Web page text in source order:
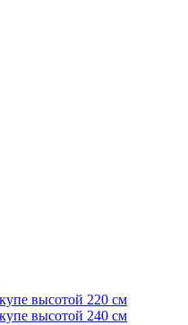
высотой 220 см
высотой 240 см